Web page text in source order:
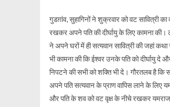
गुडग़ांव, सुहागिनों ने शुक्रवार को वट सावित्री का
रखकर अपने पति की दीर्घायु के लिए कामना
ने अपने घरों में ही सत्यवान सावित्री की जहां कथा
भी कामना की कि ईश्वर उनके पति को दीर्घायु दे
निपटने की सभी को शक्ति भी दे। गौरतलब है कि
अपने पति सत्यवान के प्राण वापिस लाने के लिए
और पति के शव को वट वृक्ष के नीचे रखकर